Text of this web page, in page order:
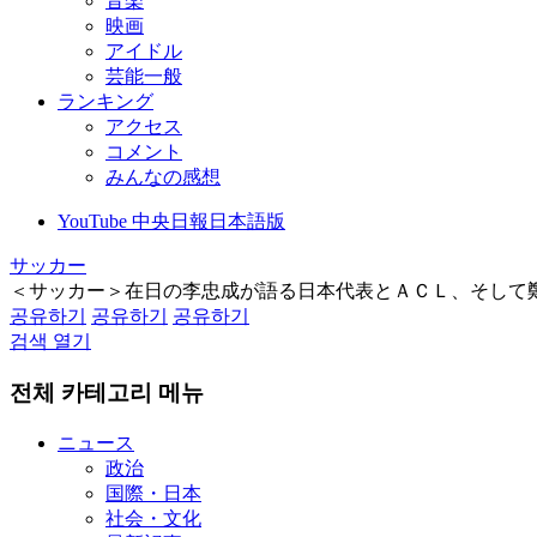
映画
アイドル
芸能一般
ランキング
アクセス
コメント
みんなの感想
YouTube 中央日報日本語版
サッカー
＜サッカー＞在日の李忠成が語る日本代表とＡＣＬ、そして
공유하기
공유하기
공유하기
검색 열기
전체 카테고리 메뉴
ニュース
政治
国際・日本
社会・文化